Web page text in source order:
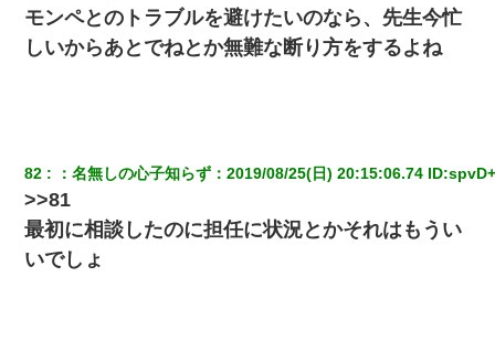
モンペとのトラブルを避けたいのなら、先生今忙
しいからあとでねとか無難な断り方をするよね
82 ：名無しの心子知らず ：2019/08/25(日) 20:15:06.74 ID:
>>81
最初に相談したのに担任に状況とかそれはもうい
いでしょ